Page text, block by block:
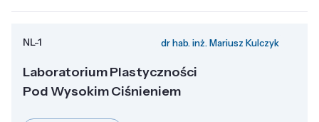
NL-1 dr hab. inż. Mariusz Kulczyk
Laboratorium Plastyczności
Pod Wysokim Ciśnieniem